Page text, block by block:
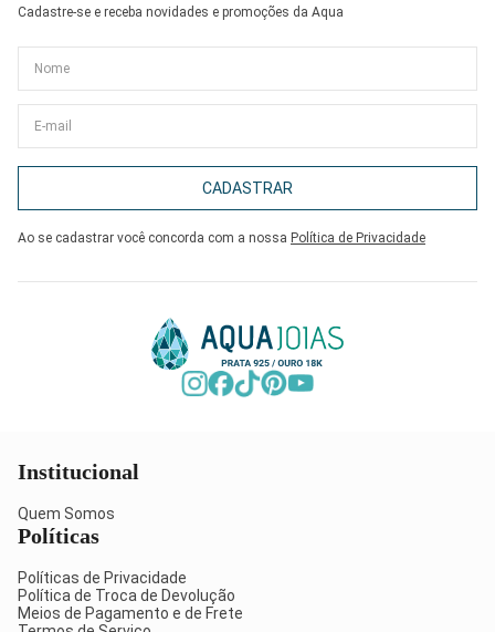
Cadastre-se e receba novidades e promoções da Aqua
CADASTRAR
Ao se cadastrar você concorda com a nossa Política de Privacidade
Institucional
Quem Somos
Políticas
Políticas de Privacidade
Política de Troca de Devolução
Meios de Pagamento e de Frete